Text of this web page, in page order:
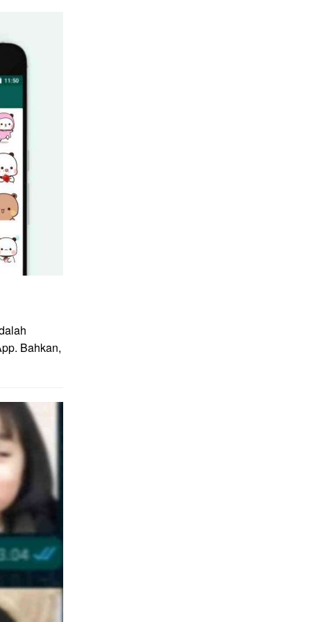
Bahkan,